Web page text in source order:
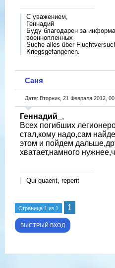
С уважением,
Геннадий
Буду благодарен за
военнопленных
Suche alles über
Kriegsgefangenen.
Саня
Дата: Вторник, 21 Февраля 2012,
Геннадий_ ,
Всех погибших
стал,кому надо,сам
этом и пойдем
хватает,намного
Qui quaerit, reperit
Страница 1 из 1 1